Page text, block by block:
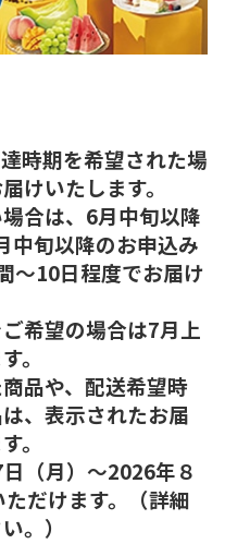
時期を希望された場
けいたします。
合は、6月中旬以降
中旬以降のお申込み
～10日程度でお届け
希望の場合は7月上
。
品や、配送希望時
、表示されたお届
。
（月）～2026年８
だけます。（詳細
。）